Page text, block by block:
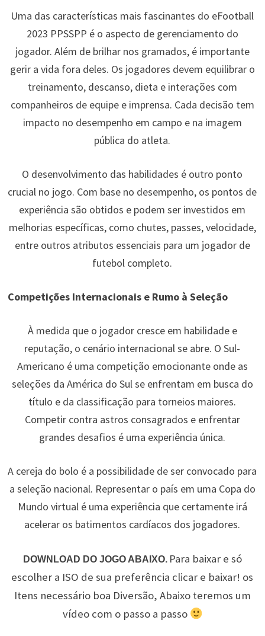
Uma das características mais fascinantes do eFootball
2023 PPSSPP é o aspecto de gerenciamento do
jogador. Além de brilhar nos gramados, é importante
gerir a vida fora deles. Os jogadores devem equilibrar o
treinamento, descanso, dieta e interações com
companheiros de equipe e imprensa. Cada decisão tem
impacto no desempenho em campo e na imagem
pública do atleta.
O desenvolvimento das habilidades é outro ponto
crucial no jogo. Com base no desempenho, os pontos de
experiência são obtidos e podem ser investidos em
melhorias específicas, como chutes, passes, velocidade,
entre outros atributos essenciais para um jogador de
futebol completo.
Competições Internacionais e Rumo à Seleção
À medida que o jogador cresce em habilidade e
reputação, o cenário internacional se abre. O Sul-
Americano é uma competição emocionante onde as
seleções da América do Sul se enfrentam em busca do
título e da classificação para torneios maiores.
Competir contra astros consagrados e enfrentar
grandes desafios é uma experiência única.
A cereja do bolo é a possibilidade de ser convocado para
a seleção nacional. Representar o país em uma Copa do
Mundo virtual é uma experiência que certamente irá
acelerar os batimentos cardíacos dos jogadores.
DOWNLOAD DO JOGO ABAIXO. Para baixar e só
escolher a ISO de sua preferência clicar e baixar! os
Itens necessário boa Diversão, Abaixo teremos um
vídeo com o passo a passo